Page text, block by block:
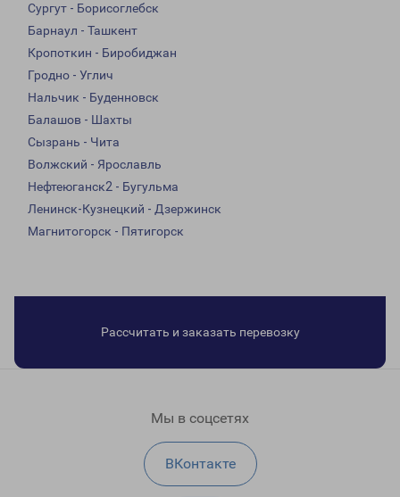
Сургут - Борисоглебск
Барнаул - Ташкент
Кропоткин - Биробиджан
Гродно - Углич
Нальчик - Буденновск
Балашов - Шахты
Сызрань - Чита
Волжский - Ярославль
Нефтеюганск2 - Бугульма
Ленинск-Кузнецкий - Дзержинск
Магнитогорск - Пятигорск
Рассчитать и заказать перевозку
Мы в соцсетях
ВКонтакте